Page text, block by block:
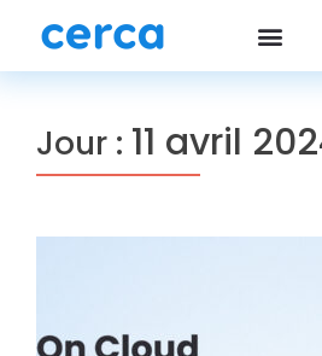
Jour : 11 avril